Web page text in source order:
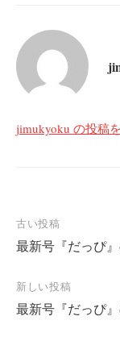
jimukyoku の投稿
投
稿
ナ
ビ
ゲ
古い投稿
最新号『だっぴ
新しい投稿
最新号『だっぴ